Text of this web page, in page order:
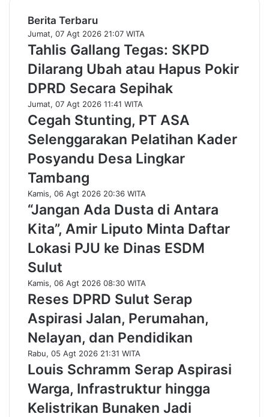
Berita Terbaru
Jumat, 07 Agt 2026 21:07 WITA
Tahlis Gallang Tegas: SKPD
Dilarang Ubah atau Hapus Pokir
DPRD Secara Sepihak
Jumat, 07 Agt 2026 11:41 WITA
Cegah Stunting, PT ASA
Selenggarakan Pelatihan Kader
Posyandu Desa Lingkar
Tambang
Kamis, 06 Agt 2026 20:36 WITA
“Jangan Ada Dusta di Antara
Kita”, Amir Liputo Minta Daftar
Lokasi PJU ke Dinas ESDM
Sulut
Kamis, 06 Agt 2026 08:30 WITA
Reses DPRD Sulut Serap
Aspirasi Jalan, Perumahan,
Nelayan, dan Pendidikan
Rabu, 05 Agt 2026 21:31 WITA
Louis Schramm Serap Aspirasi
Warga, Infrastruktur hingga
Kelistrikan Bunaken Jadi